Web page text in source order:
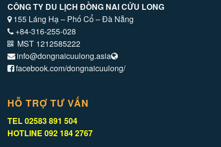
CÔNG TY DU LỊCH ĐỒNG NAI CỬU LONG
155 Láng Hạ – Phố Cổ – Đà Nẵng
+84-316-255-028
MST 1212585222
info@dongnaicuulong.asia
facebook.com/dongnaicuulong/
HỖ TRỢ TƯ VẤN
TEL 02583 891 504
HOTLINE 092 184 2767